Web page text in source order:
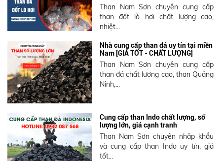
Than Nam Sơn chuyên cung cấp
than đốt lò hơi chất lượng cao,
nhiệt...
Nhà cung cấp than đá uy tín tại miền
Nam [GIÁ TỐT - CHẤT LƯỢNG]
Than Nam Sơn chuyên cung cấp
than đá chất lượng cao, than Quảng
Ninh,...
Cung cấp than Indo chất lượng, số
lượng lớn, giá cạnh tranh
Than Nam Sơn chuyên nhập khẩu
và cung cấp than Indo uy tín, giá
tốt...